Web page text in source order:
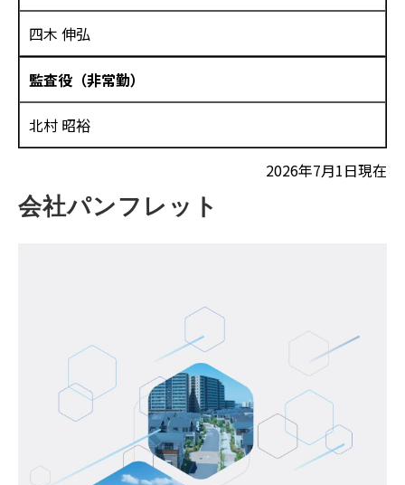
四木 伸弘
監査役（非常勤）
北村 昭裕
2026年7月1日現在
会社パンフレット